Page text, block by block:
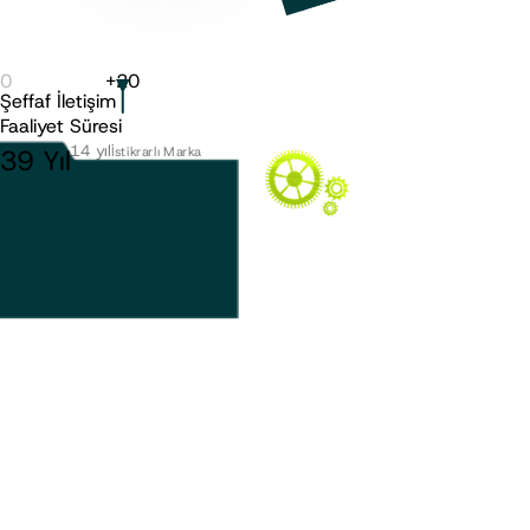
0 +20
Şeffaf İletişim
Faaliyet Süresi
39 Yıl
10 - 14 yılİstikrarlı Marka
15 yıl ve üzeri